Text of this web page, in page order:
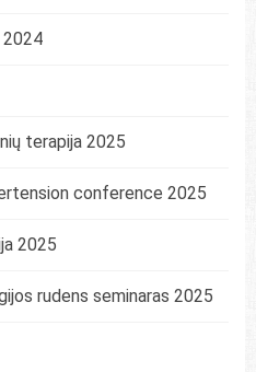
2024
terapija 2025
conference 2025
2025
rudens seminaras 2025